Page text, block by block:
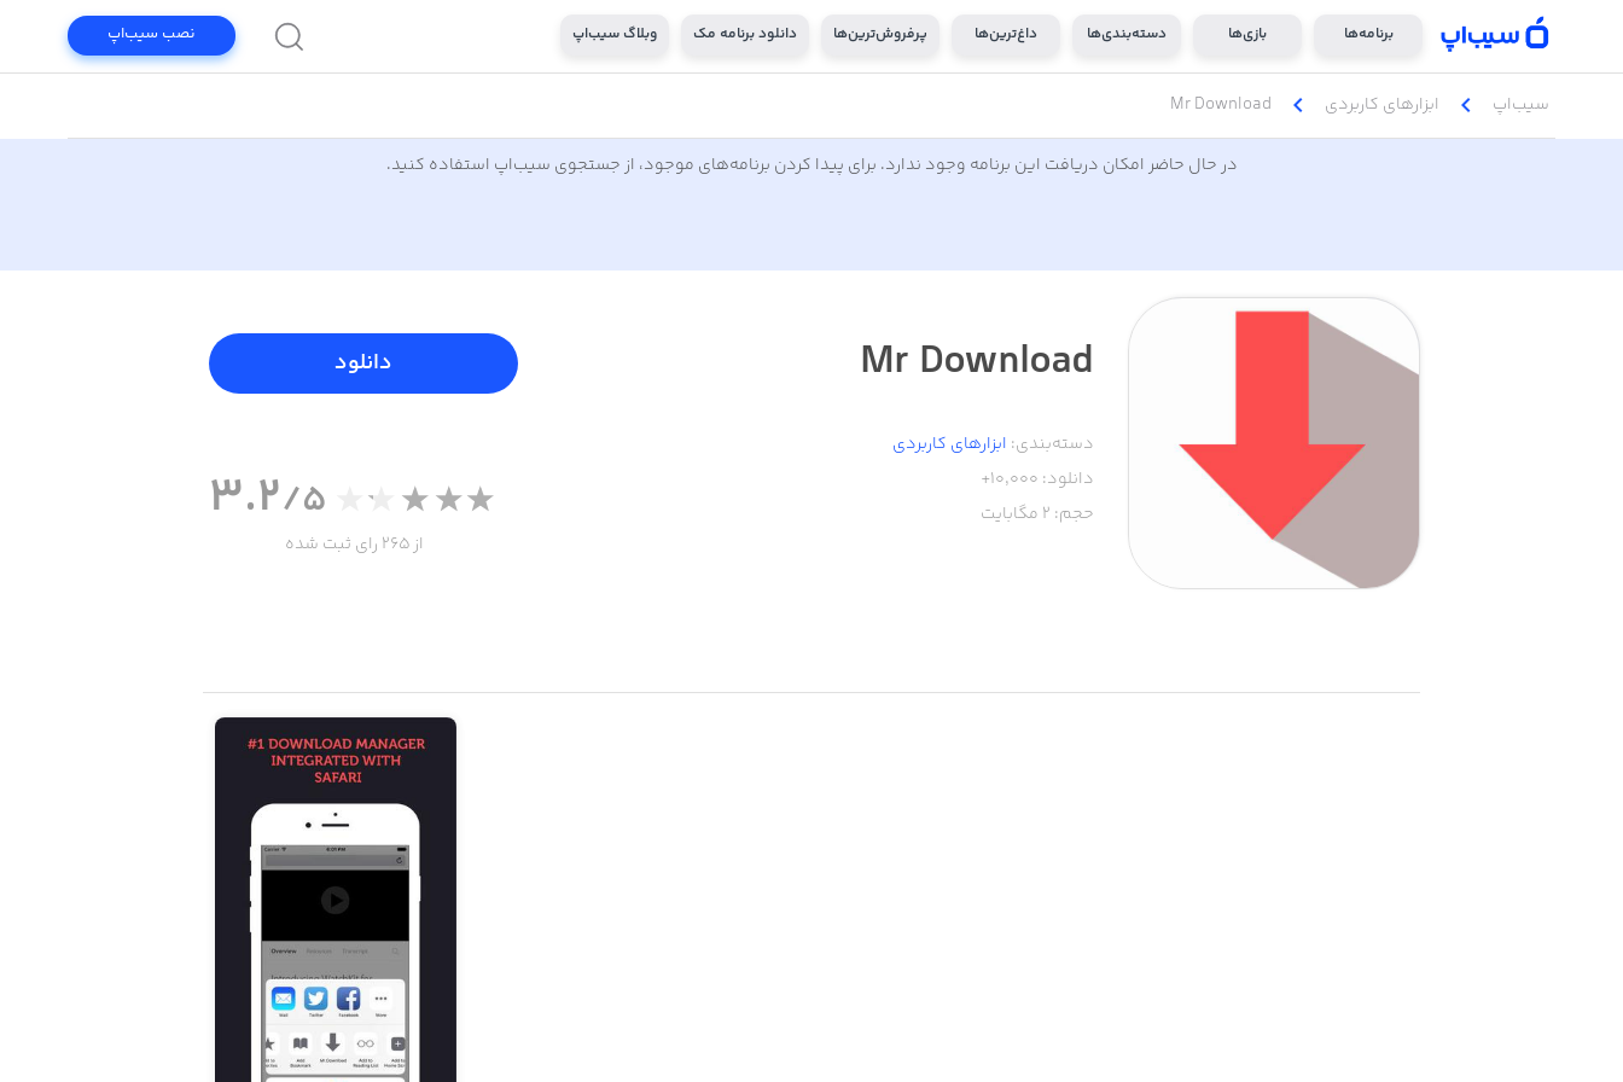
برنامه‌ها بازی‌ها دسته‌بندی‌ها داغ‌ترین‌ها پرفروش‌ترین‌ها دانلود برنامه مک وبلاگ سیب‌اپ نصب سیب‌اپ
سیب‌اپ chevron_left ابزار‌های کاربردی chevron_left
Mr Download
در حال حاضر امکان دریافت این برنامه وجود ندارد. برای پیدا کردن برنامه‌های موجود، از جستجوی سیب‌اپ استفاده کنید.
Mr Download
دسته‌بندی: ابزار‌های کاربردی
دانلود: 10,000+
حجم: 2 مگابایت
دانلود
3.2/5
از 265 رای ثبت شده